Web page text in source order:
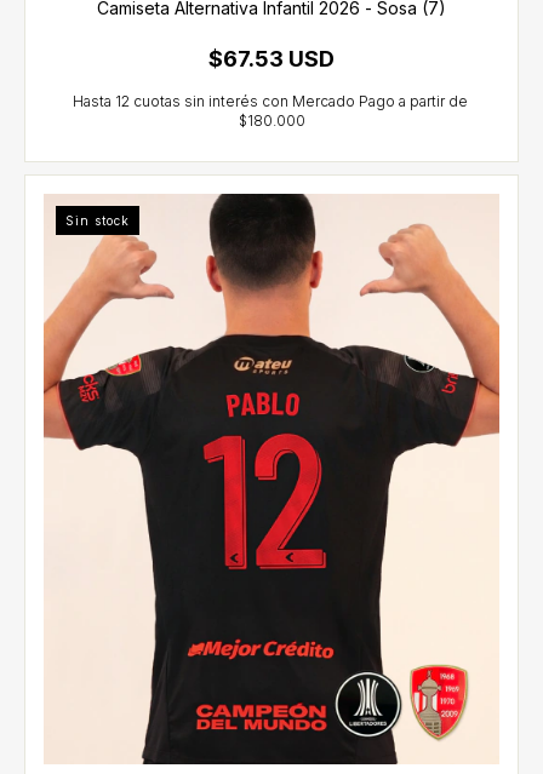
Camiseta Alternativa Infantil 2026 - Sosa (7)
$67.53 USD
Sin stock